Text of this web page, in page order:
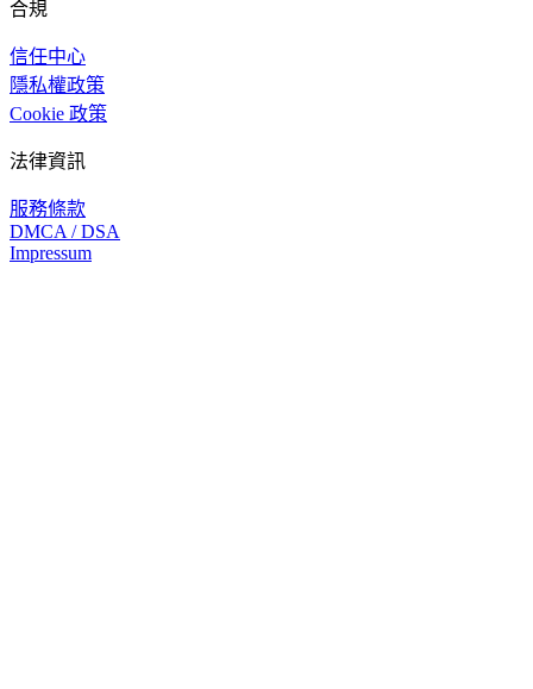
合規
信任中心
隱私權政策
Cookie 政策
法律資訊
服務條款
DMCA / DSA
Impressum